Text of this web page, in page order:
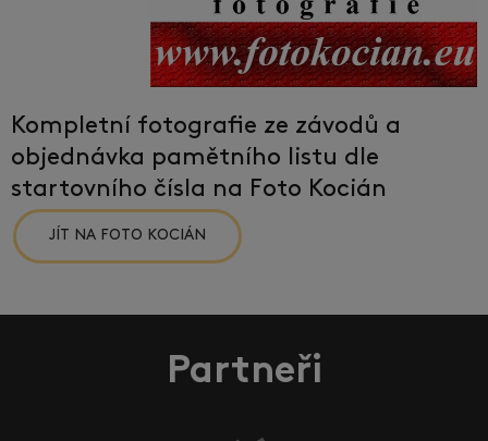
Kompletní fotografie ze závodů a
objednávka pamětního listu dle
startovního čísla na Foto Kocián
JÍT NA FOTO KOCIÁN
Partneři